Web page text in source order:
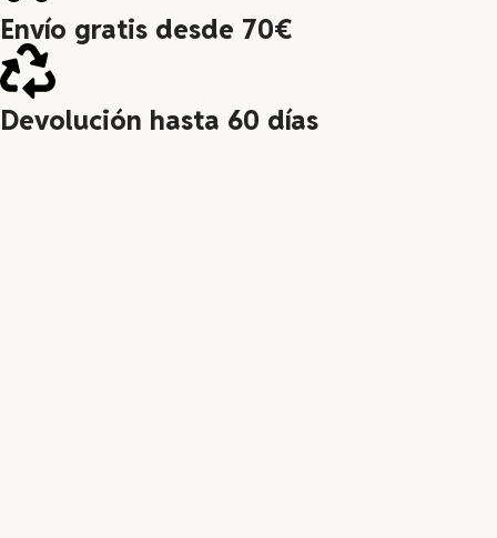
Envío gratis desde 70€
Devolución hasta 60 días